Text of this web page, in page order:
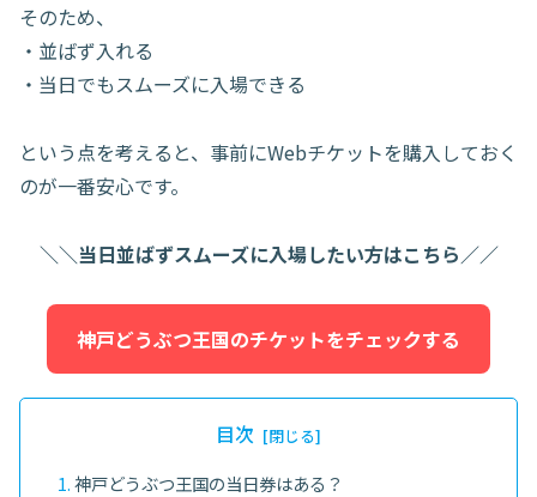
そのため、
・並ばず入れる
・当日でもスムーズに入場できる
という点を考えると、事前にWebチケットを購入しておく
のが一番安心です。
＼＼当日並ばずスムーズに入場したい方はこちら／／
神戸どうぶつ王国のチケットをチェックする
目次
神戸どうぶつ王国の当日券はある？